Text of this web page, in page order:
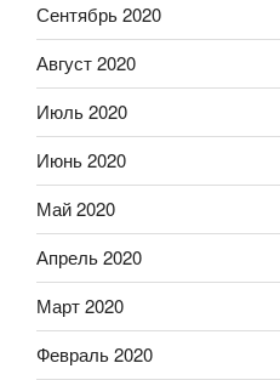
Сентябрь 2020
Август 2020
Июль 2020
Июнь 2020
Май 2020
Апрель 2020
Март 2020
Февраль 2020